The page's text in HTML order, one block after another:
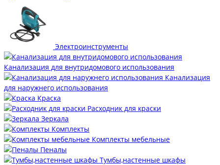
Электроинструменты
Канализация для внутридомового использования
Канализация
для наружнего использования
Краска
Расходник для краски
Зеркала
Комплекты
Комплекты мебельные
Пеналы
Тумбы,настенные шкафы